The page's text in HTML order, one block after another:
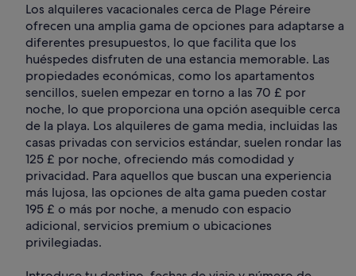
Los alquileres vacacionales cerca de Plage Péreire
ofrecen una amplia gama de opciones para adaptarse a
diferentes presupuestos, lo que facilita que los
huéspedes disfruten de una estancia memorable. Las
propiedades económicas, como los apartamentos
sencillos, suelen empezar en torno a las 70 £ por
noche, lo que proporciona una opción asequible cerca
de la playa. Los alquileres de gama media, incluidas las
casas privadas con servicios estándar, suelen rondar las
125 £ por noche, ofreciendo más comodidad y
privacidad. Para aquellos que buscan una experiencia
más lujosa, las opciones de alta gama pueden costar
195 £ o más por noche, a menudo con espacio
adicional, servicios premium o ubicaciones
privilegiadas.